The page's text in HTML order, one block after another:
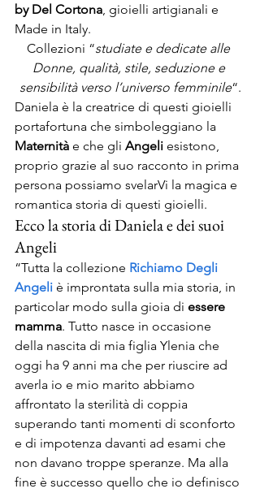
by Del Cortona, gioielli artigianali e
Made in Italy.
Collezioni “studiate e dedicate alle
Donne, qualità, stile, seduzione e
sensibilità verso l’universo femminile“.
Daniela è la creatrice di questi gioielli
portafortuna che simboleggiano la
Maternità e che gli Angeli esistono,
proprio grazie al suo racconto in prima
persona possiamo svelarVi la magica e
romantica storia di questi gioielli.
Ecco la storia di Daniela e dei suoi
Angeli
“Tutta la collezione Richiamo Degli
Angeli è improntata sulla mia storia, in
particolar modo sulla gioia di essere
mamma. Tutto nasce in occasione
della nascita di mia figlia Ylenia che
oggi ha 9 anni ma che per riuscire ad
averla io e mio marito abbiamo
affrontato la sterilità di coppia
superando tanti momenti di sconforto
e di impotenza davanti ad esami che
non davano troppe speranze. Ma alla
fine è successo quello che io definisco